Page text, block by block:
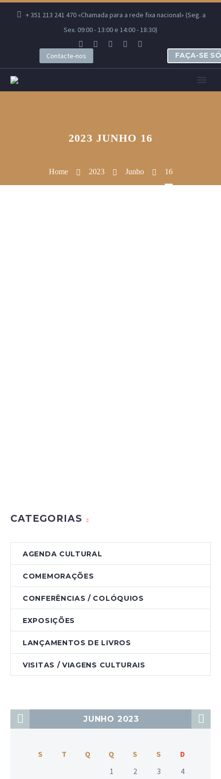
+ 351 213 241 470 «Chamada para a rede fixa nacional» (Seg. a
Sex. 09:00 - 13:00 e 14:00 - 18:30)
Contacte-nos FAÇA-SE
2023 JUNHO 16
Home 2023 Junho 16
CATEGORIAS
AGENDA CULTURAL
COMEMORAÇÕES
CONFERÊNCIAS / COLÓQUIOS
EXPOSIÇÕES
LANÇAMENTOS DE LIVROS
VISITAS / VIAGENS CULTURAIS
JUNHO 2023
S T Q Q S S
D
1
2 3
4